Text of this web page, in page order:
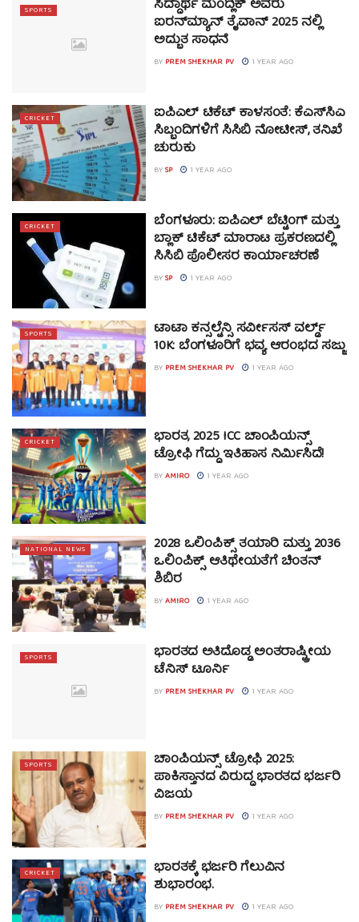
SPORTS ಸಿದ್ಧಾರ್ಥ ಮಂದ್ಲಿಕ್ ಅವರು
ಐರನ್‌ಮ್ಯಾನ್ ತೈವಾನ್ 2025 ನಲ್ಲಿ
ಅದ್ಭುತ ಸಾಧನೆ
BY PREM SHEKHAR PV 1 YEAR AGO
CRICKET ಐಪಿಎಲ್ ಟಿಕೆಟ್ ಕಾಳಸಂತೆ: ಕೆಎಸ್‌ಸಿಎ
ಸಿಬ್ಬಂದಿಗಳಿಗೆ ಸಿಸಿಬಿ ನೋಟೀಸ್, ತನಿಖೆ
ಚುರುಕು
BYSP 1 YEAR AGO
CRICKET ಬೆಂಗಳೂರು: ಐಪಿಎಲ್ ಬೆಟ್ಟಿಂಗ್ ಮತ್ತು
ಬ್ಲಾಕ್ ಟಿಕೆಟ್ ಮಾರಾಟ ಪ್ರಕರಣದಲ್ಲಿ
ಸಿಸಿಬಿ ಪೊಲೀಸರ ಕಾರ್ಯಾಚರಣೆ
BYSP 1 YEAR AGO
SPORTS ಟಾಟಾ ಕನ್ಸಲ್ಟೆನ್ಸಿ ಸರ್ವೀಸಸ್ ವರ್ಲ್ಡ್
10K: ಬೆಂಗಳೂರಿಗೆ ಭವ್ಯ ಆರಂಭದ ಸಜ್ಜು
BY PREM SHEKHAR PV 1 YEAR AGO
CRICKET ಭಾರತ, 2025 ICC ಚಾಂಪಿಯನ್ಸ್
ಟ್ರೋಫಿ ಗೆದ್ದು ಇತಿಹಾಸ ನಿರ್ಮಿಸಿದೆ!
BYAMIRO 1 YEAR AGO
NATIONAL NEWS 2028 ಒಲಿಂಪಿಕ್ಸ್ ತಯಾರಿ ಮತ್ತು 2036
ಒಲಿಂಪಿಕ್ಸ್ ಆತಿಥೇಯತೆಗೆ ಚಿಂತನ್
ಶಿಬಿರ
BYAMIRO 1 YEAR AGO
SPORTS ಭಾರತದ ಅತಿದೊಡ್ಡ ಅಂತರಾಷ್ಟ್ರೀಯ
ಟೆನಿಸ್ ಟೂರ್ನಿ
BY PREM SHEKHAR PV 1 YEAR AGO
SPORTS ಚಾಂಪಿಯನ್ಸ್ ಟ್ರೋಫಿ 2025:
ಪಾಕಿಸ್ತಾನದ ವಿರುದ್ಧ ಭಾರತದ ಭರ್ಜರಿ
ವಿಜಯ
BY PREM SHEKHAR PV 1 YEAR AGO
CRICKET ಭಾರತಕ್ಕೆ ಭರ್ಜರಿ ಗೆಲುವಿನ
ಶುಭಾರಂಭ.
BY PREM SHEKHAR PV 1 YEAR AGO